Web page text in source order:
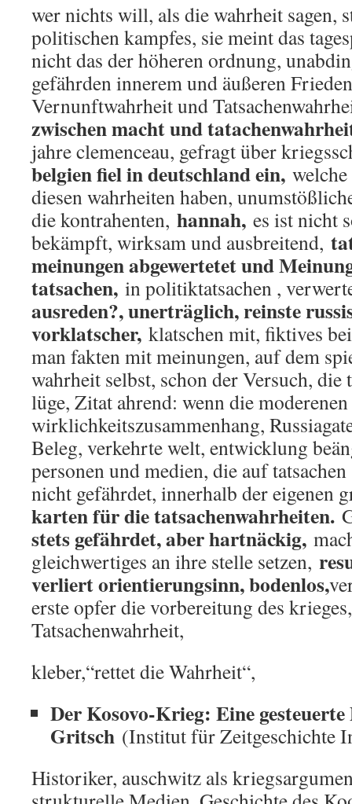
wer nichts will, als die wahrheit sagen,
politischen kampfes, sie meint das
nicht das der höheren ordnung,
gefährden innerem und äußeren
Vernunftwahrheit und
zwischen macht und
jahre clemenceau, gefragt über
belgien fiel in deutschland ein,
diesen wahrheiten haben,
die kontrahenten, hannah, es ist nicht
bekämpft, wirksam und ausbreitend,
meinungen abgewertetet und
tatsachen, in politiktatsachen ,
ausreden?, unerträglich, reinste
vorklatscher, klatschen mit, fiktives
man fakten mit meinungen, auf dem
wahrheit selbst, schon der Versuch,
lüge, Zitat ahrend: wenn die
wirklichkeitszusammenhang,
Beleg, verkehrte welt, entwicklung
personen und medien, die auf
nicht gefährdet, innerhalb der eigenen
karten für die tatsachenwahrheiten.
stets gefährdet, aber hartnäckig,
gleichwertiges an ihre stelle setzen,
verliert orientierungsinn, bodenlos,
erste opfer die vorbereitung des
Tatsachenwahrheit,
kleber,“rettet die Wahrheit“,
Der Kosovo-Krieg: Eine
Gritsch (Institut für Zeitgeschichte
Historiker, auschwitz als